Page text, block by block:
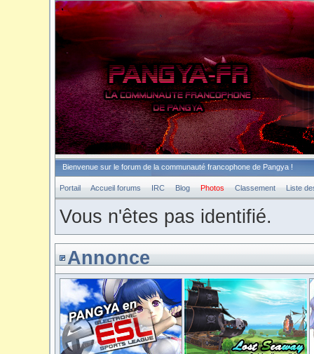
Bienvenue sur le forum de la communauté francophone de Pangya !
Portail Accueil forums IRC Blog Photos Classement Liste
Vous n'êtes pas identifié.
Annonce